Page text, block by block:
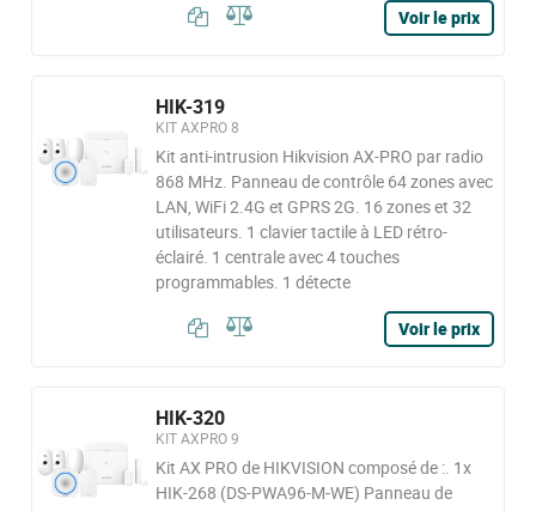
Voir le prix
HIK-319
KIT AXPRO 8
Kit anti-intrusion Hikvision AX-PRO par radio
868 MHz. Panneau de contrôle 64 zones avec
LAN, WiFi 2.4G et GPRS 2G. 16 zones et 32
utilisateurs. 1 clavier tactile à LED rétro-
éclairé. 1 centrale avec 4 touches
programmables. 1 détecte
Voir le prix
HIK-320
KIT AXPRO 9
Kit AX PRO de HIKVISION composé de :. 1x
HIK-268 (DS-PWA96-M-WE) Panneau de